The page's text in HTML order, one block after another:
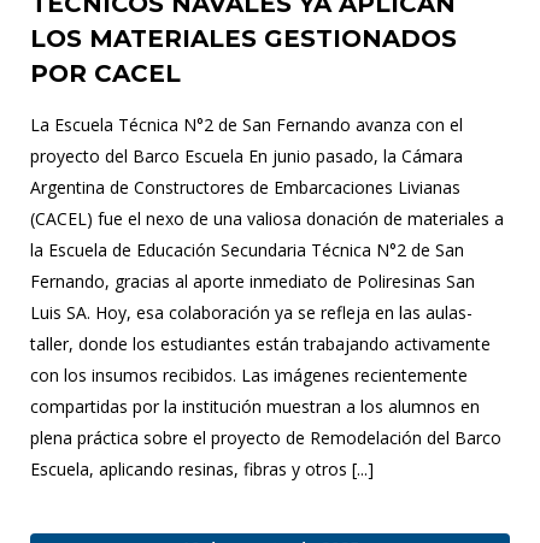
LOS MATERIALES GESTIONADOS
POR CACEL
La Escuela Técnica N°2 de San Fernando avanza con el
proyecto del Barco Escuela En junio pasado, la Cámara
Argentina de Constructores de Embarcaciones Livianas
(CACEL) fue el nexo de una valiosa donación de materiales a
la Escuela de Educación Secundaria Técnica N°2 de San
Fernando, gracias al aporte inmediato de Poliresinas San
Luis SA. Hoy, esa colaboración ya se refleja en las aulas-
taller, donde los estudiantes están trabajando activamente
con los insumos recibidos. Las imágenes recientemente
compartidas por la institución muestran a los alumnos en
plena práctica sobre el proyecto de Remodelación del Barco
Escuela, aplicando resinas, fibras y otros [...]